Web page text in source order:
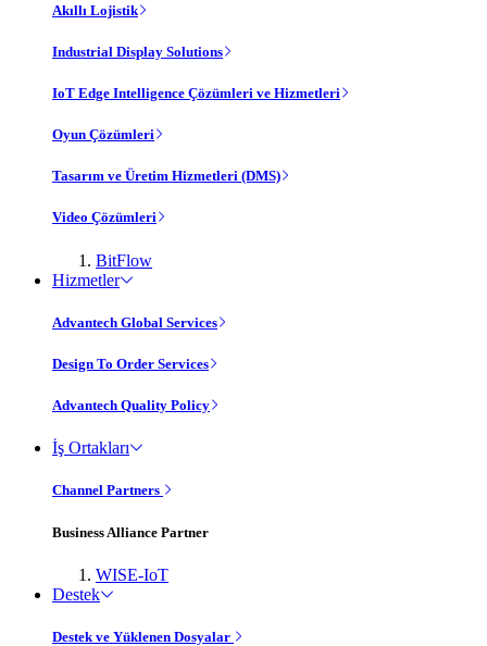
Akıllı Lojistik
Industrial Display Solutions
IoT Edge Intelligence Çözümleri ve Hizmetleri
Oyun Çözümleri
Tasarım ve Üretim Hizmetleri (DMS)
Video Çözümleri
BitFlow
Hizmetler
Advantech Global Services
Design To Order Services
Advantech Quality Policy
İş Ortakları
Channel Partners
Business Alliance Partner
WISE-IoT
Destek
Destek ve Yüklenen Dosyalar